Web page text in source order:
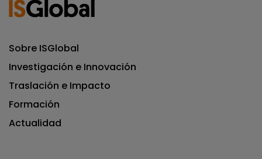
Sobre ISGlobal
Investigación e Innovación
Traslación e Impacto
Formación
Actualidad